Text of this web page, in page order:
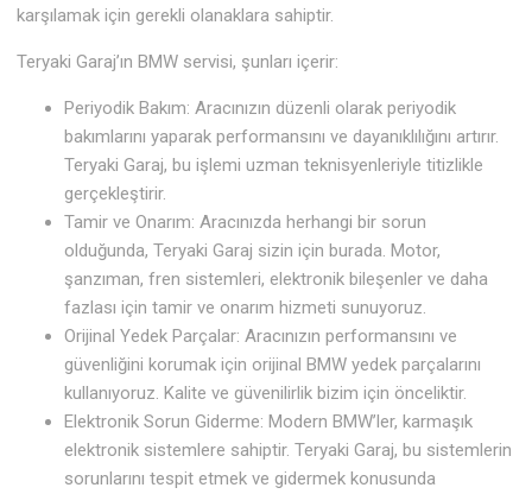
karşılamak için gerekli olanaklara sahiptir.
Teryaki Garaj’ın BMW servisi, şunları içerir:
Periyodik Bakım: Aracınızın düzenli olarak periyodik
bakımlarını yaparak performansını ve dayanıklılığını artırır.
Teryaki Garaj, bu işlemi uzman teknisyenleriyle titizlikle
gerçekleştirir.
Tamir ve Onarım: Aracınızda herhangi bir sorun
olduğunda, Teryaki Garaj sizin için burada. Motor,
şanzıman, fren sistemleri, elektronik bileşenler ve daha
fazlası için tamir ve onarım hizmeti sunuyoruz.
Orijinal Yedek Parçalar: Aracınızın performansını ve
güvenliğini korumak için orijinal BMW yedek parçalarını
kullanıyoruz. Kalite ve güvenilirlik bizim için önceliktir.
Elektronik Sorun Giderme: Modern BMW’ler, karmaşık
elektronik sistemlere sahiptir. Teryaki Garaj, bu sistemlerin
sorunlarını tespit etmek ve gidermek konusunda